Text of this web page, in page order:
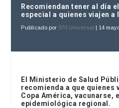
Recomiendan tener al día
especial a quienes viajen a
Publicado por 970 Universal | 14
El Ministerio de Salud
recomienda a que quienes
Copa América, vacunarse,
epidemiológica regional.